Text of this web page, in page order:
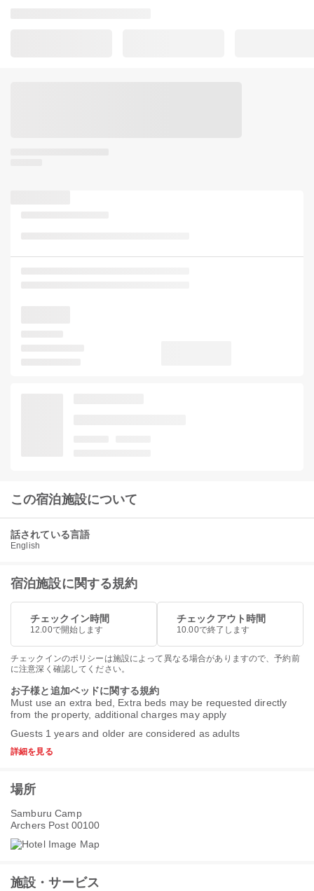
この宿泊施設について
話されている言語
English
宿泊施設に関する規約
チェックイン時間
12.00で開始します
チェックアウト時間
10.00で終了します
チェックインのポリシーは施設によって異なる場合がありますので、予約前
に注意深く確認してください。
お子様と追加ベッドに関する規約
Must use an extra bed, Extra beds may be requested directly
from the property, additional charges may apply
Guests 1 years and older are considered as adults
詳細を見る
場所
Samburu Camp
Archers Post 00100
施設・サービス